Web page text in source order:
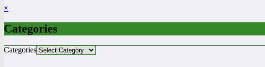
×
Categories
Categories